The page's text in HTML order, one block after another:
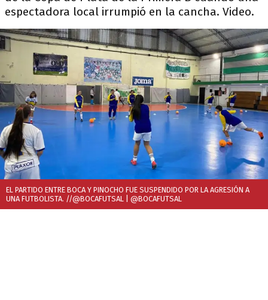
espectadora local irrumpió en la cancha. Video.
EL PARTIDO ENTRE BOCA Y PINOCHO FUE SUSPENDIDO POR LA AGRESIÓN A
UNA FUTBOLISTA. //@BOCAFUTSAL | @BOCAFUTSAL